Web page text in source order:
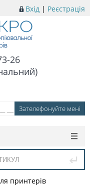
Вхід | Реєстрація
26
принтерів